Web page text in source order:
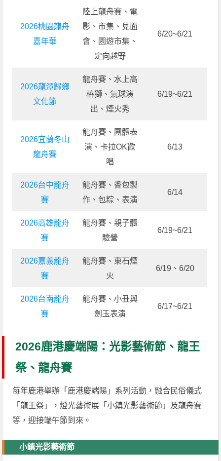
2026桃園龍舟
嘉年華
陸上龍舟賽、電
影、市集、見面
會、園遊市集、
定向越野
6/20~6/21
2026龍潭歸鄉
文化節
龍舟賽、水上高
樁獅、氣球演
出、煙火秀
6/19~6/21
2026宜蘭冬山
龍舟賽
龍舟賽、團體表
演、卡拉OK歡
唱
6/13
2026台中龍舟
賽
龍舟賽、香包製
作、包粽、表演
6/14
2026高雄龍舟
賽
龍舟賽、親子體
驗營
6/19~6/21
2026嘉義龍舟
賽
龍舟賽、東石煙
火
6/19、6/20
2026台南龍舟
賽
龍舟賽、小丑與
劍玉表演
6/17~6/21
2026鹿港慶端陽：光影藝術節、龍王
祭、龍舟賽
每年鹿港舉辦「鹿港慶端陽」系列活動，融合民俗儀式
「龍王祭」，燈光藝術展「小鎮光影藝術節」及龍舟賽
等，迎接端午節到來。
小鎮光影藝術節